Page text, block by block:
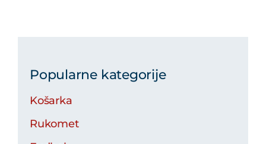
Popularne kategorije
Košarka
Rukomet